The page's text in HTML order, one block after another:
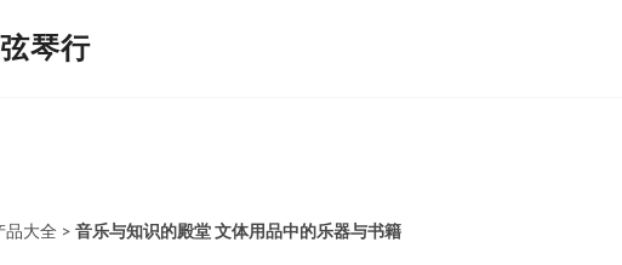
琴行
品大全 > 音乐与知识的殿堂 文体用品中的乐器与书籍